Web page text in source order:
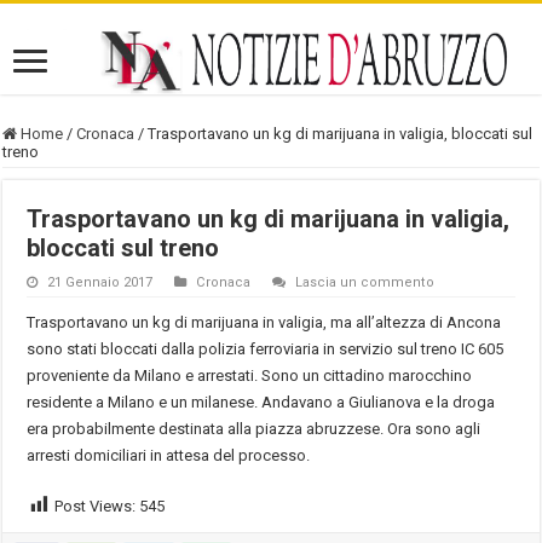
Home / Cronaca / Trasportavano un kg di marijuana in valigia, bloccati sul
treno
Trasportavano un kg di marijuana in valigia,
bloccati sul treno
21 Gennaio 2017 Cronaca Lascia un commento
Trasportavano un kg di marijuana in valigia, ma all’altezza di Ancona
sono stati bloccati dalla polizia ferroviaria in servizio sul treno IC 605
proveniente da Milano e arrestati. Sono un cittadino marocchino
residente a Milano e un milanese. Andavano a Giulianova e la droga
era probabilmente destinata alla piazza abruzzese. Ora sono agli
arresti domiciliari in attesa del processo.
Post Views: 545